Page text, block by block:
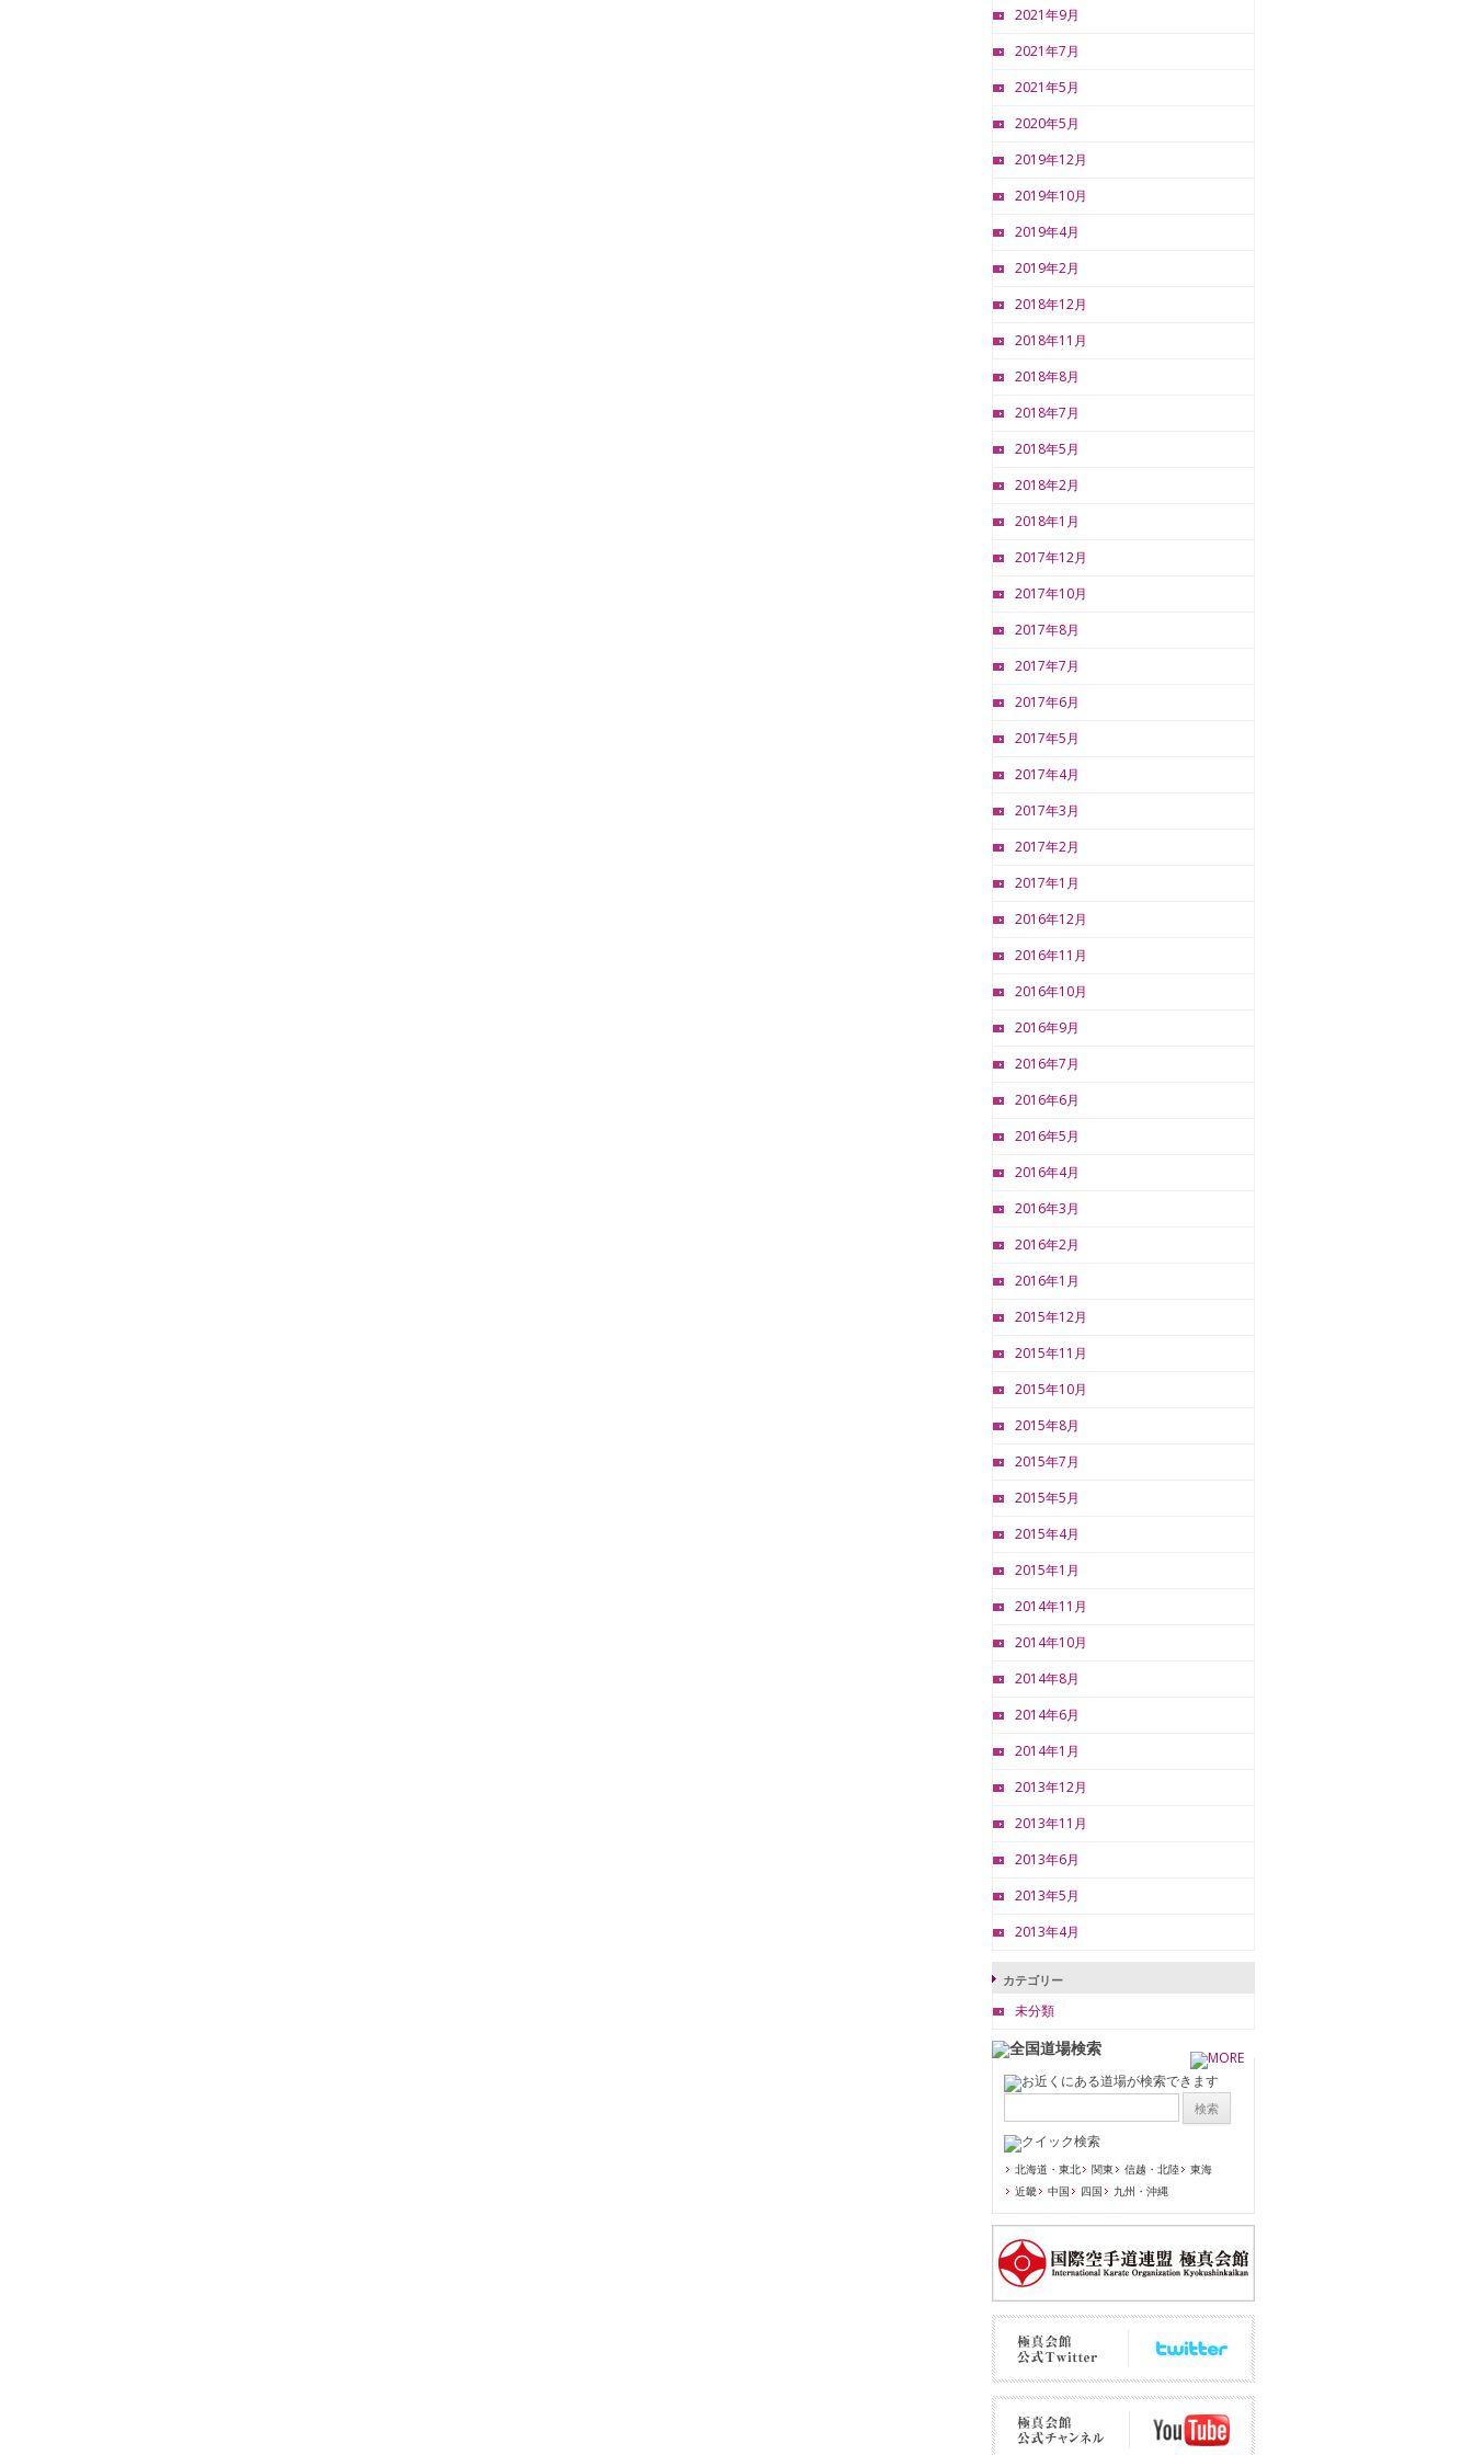
2021年9月
2021年7月
2021年5月
2020年5月
2019年12月
2019年10月
2019年4月
2019年2月
2018年12月
2018年11月
2018年8月
2018年7月
2018年5月
2018年2月
2018年1月
2017年12月
2017年10月
2017年8月
2017年7月
2017年6月
2017年5月
2017年4月
2017年3月
2017年2月
2017年1月
2016年12月
2016年11月
2016年10月
2016年9月
2016年7月
2016年6月
2016年5月
2016年4月
2016年3月
2016年2月
2016年1月
2015年12月
2015年11月
2015年10月
2015年8月
2015年7月
2015年5月
2015年4月
2015年1月
2014年11月
2014年10月
2014年8月
2014年6月
2014年1月
2013年12月
2013年11月
2013年6月
2013年5月
2013年4月
カテゴリー
未分類
北海道・東北 関東 信越・北陸
東海
近畿
中国 四国 九州・沖縄